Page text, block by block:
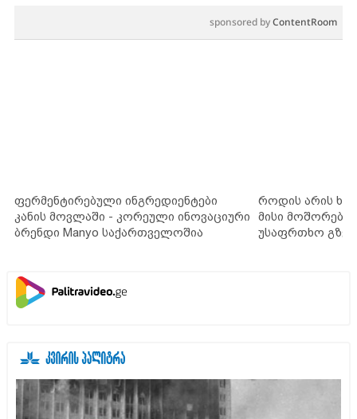
sponsored byContentRoom
ფერმენტირებული ინგრედიენტები
კანის მოვლაში - კორეული ინოვაციური
როდის არის
მისი